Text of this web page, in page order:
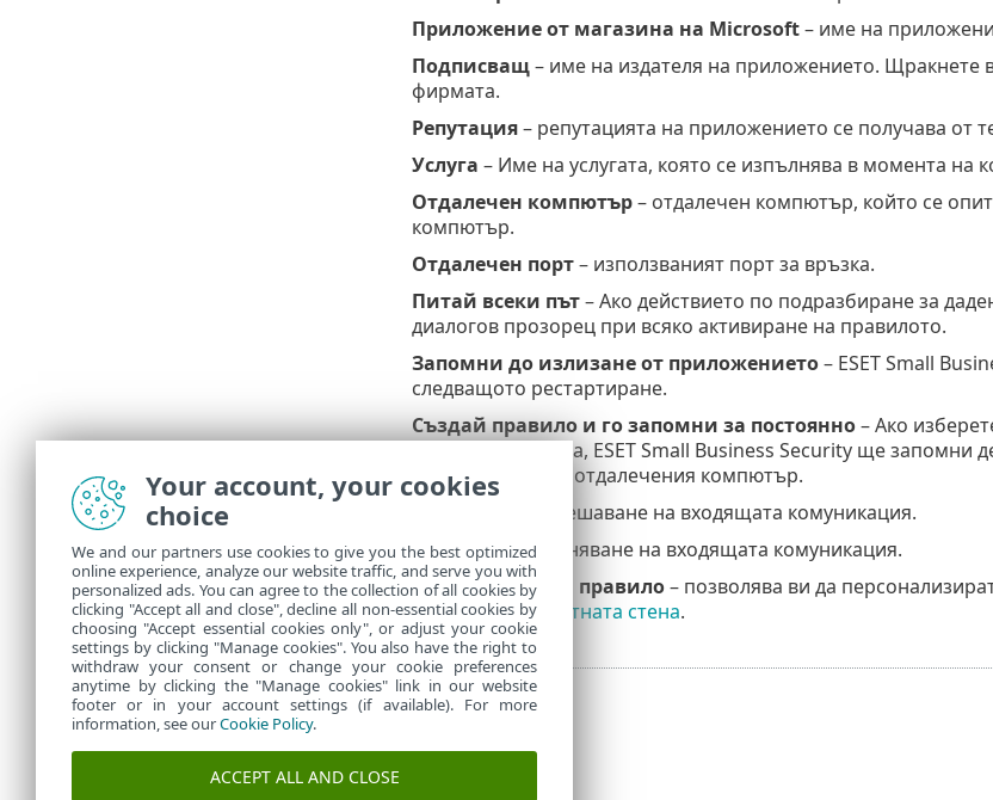
Приложение от магазина на Microsoft– име на
Подписващ– име на издателя на приложението. Щракнете
фирмата.
Репутация– репутацията на приложението се получава от
Услуга – Име на услугата, която се изпълнява в момента на
Отдалечен компютър– отдалечен компютър, който се
компютър.
Отдалечен порт– използваният порт за връзка.
Питай всеки път– Ако действието по подразбиране за
диалогов прозорец при всяко активиране на правилото.
Запомни до излизане от приложението– ESET Small
следващото рестартиране.
Създай правило и го запомни за постоянно– Ако
на комуникацията, ESET Small Business Security ще
свърже отново с отдалечения компютър.
– разрешаване на входящата комуникация.
Откажи– забраняване на входящата комуникация.
Редактиране на правило– позволява ви да
правила за защитната стена.
Your account, your cookies
choice
We and our partners use cookies to give you the best optimized
online experience, analyze our website traffic, and serve you with
personalized ads. You can agree to the collection of all cookies by
clicking "Accept all and close", decline all non-essential cookies by
choosing "Accept essential cookies only", or adjust your cookie
settings by clicking "Manage cookies". You also have the right to
withdraw your consent or change your cookie preferences
anytime by clicking the "Manage cookies" link in our website
footer or in your account settings (if available). For more
information, see ourCookie Policy.
ACCEPT ALL AND CLOSE